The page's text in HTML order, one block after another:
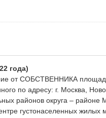
года)
от СОБСТВЕННИКА
по адресу: г. Москва,
районов округа –
густонаселенных жилых